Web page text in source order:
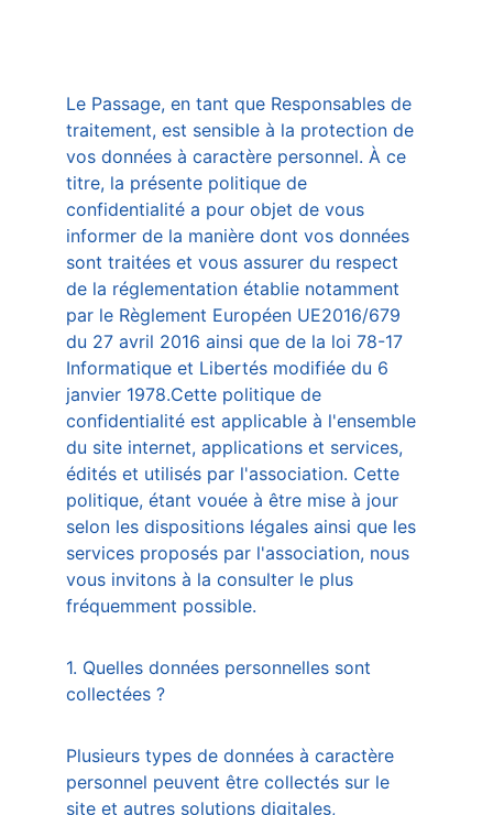
Le Passage, en tant que Responsables de
traitement, est sensible à la protection de
vos données à caractère personnel. À ce
titre, la présente politique de
confidentialité a pour objet de vous
informer de la manière dont vos données
sont traitées et vous assurer du respect
de la réglementation établie notamment
par le Règlement Européen UE2016/679
du 27 avril 2016 ainsi que de la loi 78-17
Informatique et Libertés modifiée du 6
janvier 1978.Cette politique de
confidentialité est applicable à l'ensemble
du site internet, applications et services,
édités et utilisés par l'association. Cette
politique, étant vouée à être mise à jour
selon les dispositions légales ainsi que les
services proposés par l'association, nous
vous invitons à la consulter le plus
fréquemment possible.
1. Quelles données personnelles sont
collectées ?
Plusieurs types de données à caractère
personnel peuvent être collectés sur le
site et autres solutions digitales,